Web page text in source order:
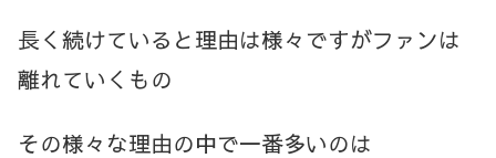
長く続けていると理由は様々ですがファンは
離れていくもの
その様々な理由の中で一番多いのは